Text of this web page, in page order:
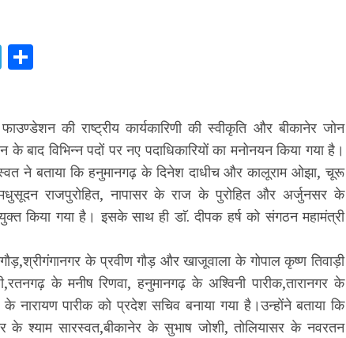
Telegram
की राष्ट्रीय कार्यकारिणी की स्वीकृति और बीकानेर जोन
के बाद विभिन्न पदों पर नए पदाधिकारियों का मनोनयन किया गया है।
ने बताया कि हनुमानगढ़ के दिनेश दाधीच और कालूराम ओझा, चूरू
राजपुरोहित, नापासर के राज के पुरोहित और अर्जुनसर के
किया गया है। इसके साथ ही डाॅ. दीपक हर्ष को संगठन महामंत्री
के प्रवीण गौड़ और खाजूवाला के गोपाल कृष्ण तिवाड़ी
के मनीष रिणवा, हनुमानगढ़ के अश्विनी पारीक,तारानगर के
नारायण पारीक को प्रदेश सचिव बनाया गया है।उन्होंने बताया कि
के श्याम सारस्वत,बीकानेर के सुभाष जोशी, तोलियासर के नवरतन